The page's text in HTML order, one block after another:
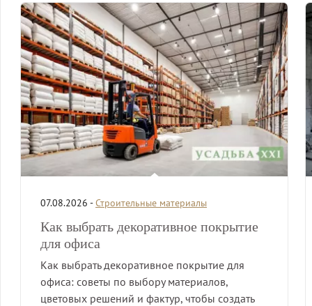
07.08.2026 -Строительные материалы
Как выбрать декоративное покрытие
для офиса
Как выбрать декоративное покрытие для
офиса: советы по выбору материалов,
цветовых решений и фактур, чтобы создать